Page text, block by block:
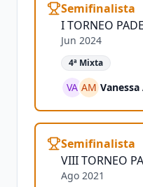
Semifinalista
I TORNEO
Jun 2024
4ª Mixta
VA AM
Semifinalista
VIII TORNEO
Ago 2021